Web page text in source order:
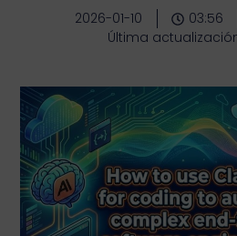
2026-01-10 03:56
Última